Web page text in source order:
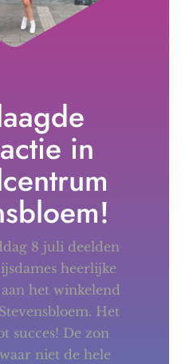
in
8 juli deelden
heerlijke
het winkelend
Het
succes! De zon
niet de hele